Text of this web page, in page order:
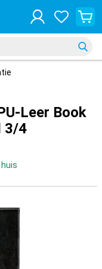
Leer Book
3/4